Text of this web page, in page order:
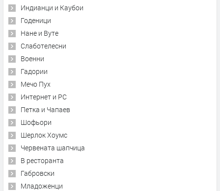
Индианци и Каубои
Годеници
Нане и Вуте
Слаботелесни
Военни
Гадории
Мечо Пух
Интернет и PC
Петка и Чапаев
Шофьори
Шерлок Хоумс
Червената шапчица
В ресторанта
Габровски
Младоженци